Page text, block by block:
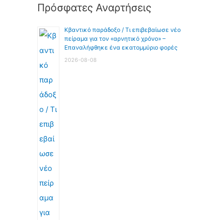
Πρόσφατες Αναρτήσεις
Κβαντικό παράδοξο / Τι επιβεβαίωσε νέο
πείραμα για τον «αρνητικό χρόνο» –
Επαναλήφθηκε ένα εκατομμύριο φορές
2026-08-08